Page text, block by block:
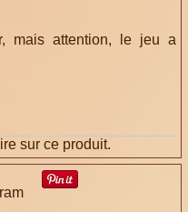
mais attention, le jeu a
sur ce produit.